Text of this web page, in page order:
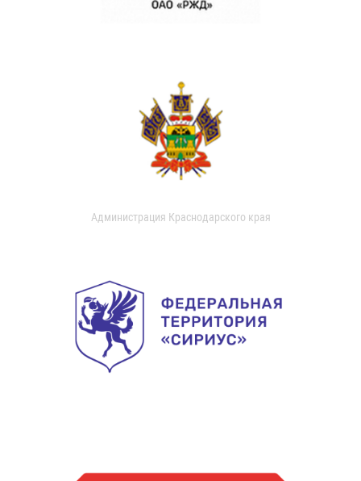
Администрация Краснодарского края